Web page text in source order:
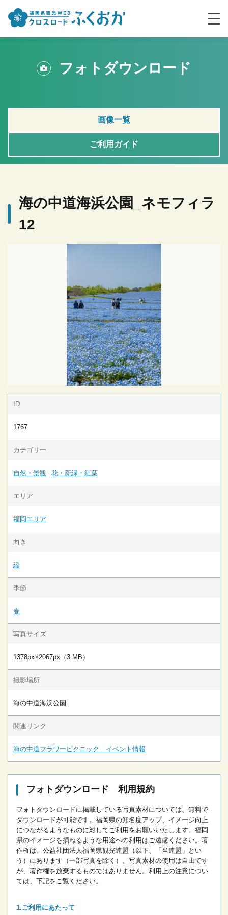
フォトダウンロード
画像一覧
ご利用ガイド
海の中道海浜公園_ネモフィラ
12
ID
1767
カテゴリー
自然・景観 花・新緑・紅葉
エリア
福岡エリア
向き
縦
季節
春
写真サイズ
1378px×2067px（3 MB）
撮影場所
海の中道海浜公園
関連リンク
海の中道フラワーピクニック イベント情報
フォトダウンロード 利用規約
フォトダウンロードに掲載している写真素材については、無料で
ダウンロードが可能です。 福岡県の知名度アップ、イメージ向上
につながるようなものに対してご利用をお願いいたします。 福岡
県のイメージを損ねるような用途への利用はご遠慮ください。 著
作権は、公益社団法人福岡県観光連盟（以下、「当連盟」とい
う）にあります（一部写真を除く）。写真素材の使用は自由です
が、著作権を放棄するものではありません。 利用上の注意につい
ては、下記をご覧ください。
ご利用にあたって